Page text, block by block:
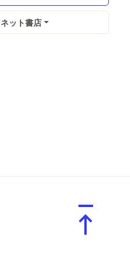
ネット書店